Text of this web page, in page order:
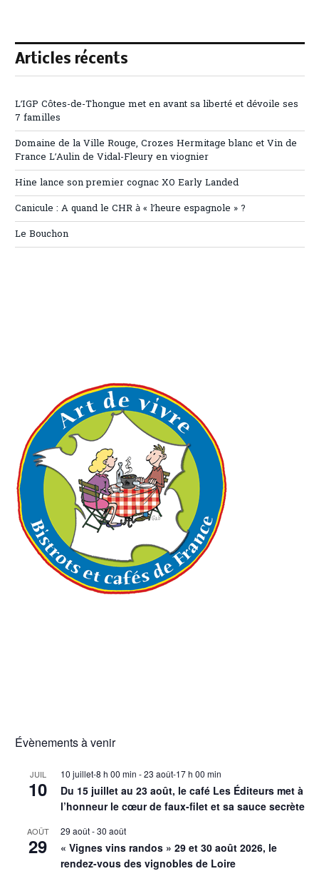
Articles récents
L’IGP Côtes-de-Thongue met en avant sa liberté et dévoile ses
7 familles
Domaine de la Ville Rouge, Crozes Hermitage blanc et Vin de
France L’Aulin de Vidal-Fleury en viognier
Hine lance son premier cognac XO Early Landed
Canicule : A quand le CHR à « l’heure espagnole » ?
Le Bouchon
Évènements à venir
JUIL
10
10 juillet-8 h 00 min -23 août-17 h 00 min
Du 15 juillet au 23 août, le café Les Éditeurs met à
l’honneur le cœur de faux-filet et sa sauce secrète
AOÛT
29
29 août-30 août
« Vignes vins randos » 29 et 30 août 2026, le
rendez-vous des vignobles de Loire